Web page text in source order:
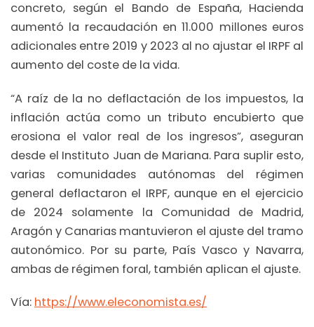
concreto, según el Bando de España, Hacienda
aumentó la recaudación en 11.000 millones euros
adicionales entre 2019 y 2023 al no ajustar el IRPF al
aumento del coste de la vida.
“A raíz de la no deflactación de los impuestos, la
inflación actúa como un tributo encubierto que
erosiona el valor real de los ingresos”, aseguran
desde el Instituto Juan de Mariana. Para suplir esto,
varias comunidades autónomas del régimen
general deflactaron el IRPF, aunque en el ejercicio
de 2024 solamente la Comunidad de Madrid,
Aragón y Canarias mantuvieron el ajuste del tramo
autonómico. Por su parte, País Vasco y Navarra,
ambas de régimen foral, también aplican el ajuste.
Vía: https://www.eleconomista.es/